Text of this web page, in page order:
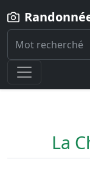
Home
Paysage
La